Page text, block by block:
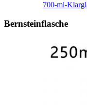
700-ml-
Bernsteinflasche